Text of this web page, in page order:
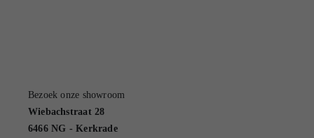
Bezoek onze showroom
Wiebachstraat 28
6466 NG - Kerkrade